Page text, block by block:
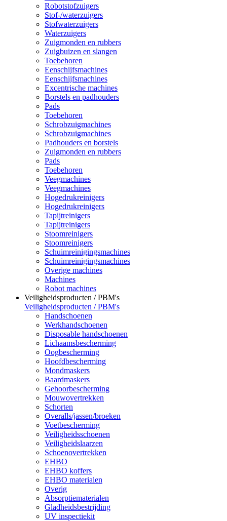
Robotstofzuigers
Stof-/waterzuigers
Stofwaterzuigers
Waterzuigers
Zuigmonden en rubbers
Zuigbuizen en slangen
Toebehoren
Eenschijfsmachines
Eenschijfsmachines
Excentrische machines
Borstels en padhouders
Pads
Toebehoren
Schrobzuigmachines
Schrobzuigmachines
Padhouders en borstels
Zuigmonden en rubbers
Pads
Toebehoren
Veegmachines
Veegmachines
Hogedrukreinigers
Hogedrukreinigers
Tapijtreinigers
Tapijtreinigers
Stoomreinigers
Stoomreinigers
Schuimreinigingsmachines
Schuimreinigingsmachines
Overige machines
Machines
Robot machines
Veiligheidsproducten / PBM's
Veiligheidsproducten / PBM's
Handschoenen
Werkhandschoenen
Disposable handschoenen
Lichaamsbescherming
Oogbescherming
Hoofdbescherming
Mondmaskers
Baardmaskers
Gehoorbescherming
Mouwovertrekken
Schorten
Overalls/jassen/broeken
Voetbescherming
Veiligheidsschoenen
Veiligheidslaarzen
Schoenovertrekken
EHBO
EHBO koffers
EHBO materialen
Overig
Absorptiematerialen
Gladheidsbestrijding
UV inspectiekit